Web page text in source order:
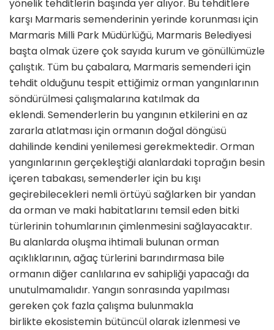
yönelik tehditlerin başında yer alıyor. Bu tehditlere
karşı Marmaris semenderinin yerinde korunması için
Marmaris Milli Park Müdürlüğü, Marmaris Belediyesi
başta olmak üzere çok sayıda kurum ve gönüllümüzle
çalıştık. Tüm bu çabalara, Marmaris semenderi için
tehdit olduğunu tespit ettiğimiz orman yangınlarının
söndürülmesi çalışmalarına katılmak da
eklendi. Semenderlerin bu yangının etkilerini en az
zararla atlatması için ormanın doğal döngüsü
dahilinde kendini yenilemesi gerekmektedir. Orman
yangınlarının gerçekleştiği alanlardaki toprağın besin
içeren tabakası, semenderler için bu kışı
geçirebilecekleri nemli örtüyü sağlarken bir yandan
da orman ve maki habitatlarını temsil eden bitki
türlerinin tohumlarının çimlenmesini sağlayacaktır.
Bu alanlarda oluşma ihtimali bulunan orman
açıklıklarının, ağaç türlerini barındırmasa bile
ormanın diğer canlılarına ev sahipliği yapacağı da
unutulmamalıdır. Yangın sonrasında yapılması
gereken çok fazla çalışma bulunmakla
birlikte ekosistemin bütüncül olarak izlenmesi ve